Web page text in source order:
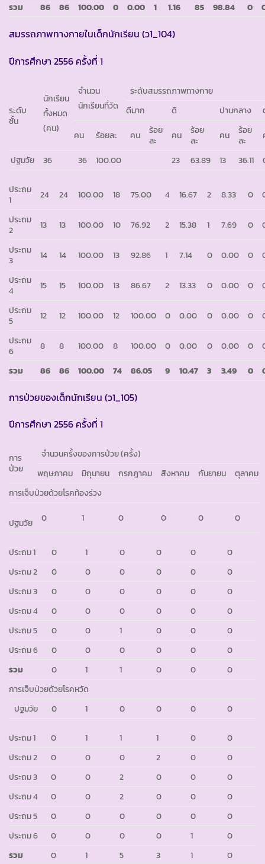
รวม
86 86 100.00 0 0.00 1 1.16 85 98.84 0
สมรรถภาพทางกายในเด็กนักเรียน (ว1_104)
ปีการศึกษา 2556 ครั้งที่ 1
ระดับ
ชั้น
นักเรียน
ทั้งหมด
(คน)
จำนวน
นักเรียนที่วัด
ระดับสมรรถภาพทางกาย
ดีมาก
ดี ปานกลาง
คน
ร้อยละ คน
ร้อย
ละ
คน
ร้อย
ละ
คน
ร้อย
ละ
ปฐมวัย
36 36 100.00 23 63.89 13 36.11
ประถม
1
24 24 100.00 18 75.00 4 16.67 2 8.33 0
ประถม
2
13 13 100.00 10 76.92 2 15.38 1 7.69 0
ประถม
3
14 14 100.00 13 92.86 1 7.14 0 0.00 0
ประถม
4
15 15 100.00 13 86.67 2 13.33 0 0.00 0
ประถม
5
12 12 100.00 12 100.00 0 0.00 0 0.00 0
ประถม
6
8 8 100.00 8 100.00 0 0.00 0 0.00 0
รวม
86 86 100.00 74 86.05 9 10.47 3 3.49 0
การป่วยของเด็กนักเรียน (ว1_105)
ปีการศึกษา 2556 ครั้งที่ 1
การ
ป่วย
จำนวนครั้งของการป่วย (ครั้ง)
พฤษภาคม
มิถุนายน กรกฎาคม สิงหาคม กันยายน
ตุลาคม
การเจ็บป่วยด้วยโรคท้องร่วง
ปฐมวัย 0 1 0 0 0 0
ประถม 1 0 1 0 0 0
0
ประถม 2
0 0 0 0 0
0
ประถม 3
0 0 0 0 0
0
ประถม 4
0 0 0 0 0
0
ประถม 5
0 0 1 0 0
0
ประถม 6
0 0 0 0 0
0
รวม
0 1 1 0 0
0
การเจ็บป่วยด้วยโรคหวัด
ปฐมวัย
0 1 0 0 0 0
ประถม 1 0 1 1 1 0
0
ประถม 2
0 0 0 2 0
0
ประถม 3
0 0 2 0 0
0
ประถม 4
0 0 2 0 0
0
ประถม 5
0 0 0 0 0
0
ประถม 6
0 0 0 0 1
0
รวม
0 1 5 3 1 0